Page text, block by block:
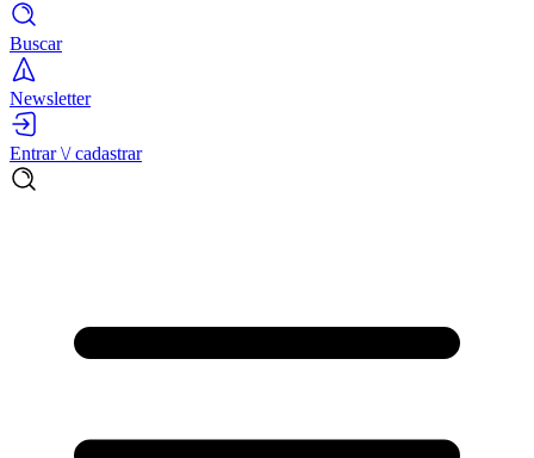
Buscar
Newsletter
Entrar \/ cadastrar